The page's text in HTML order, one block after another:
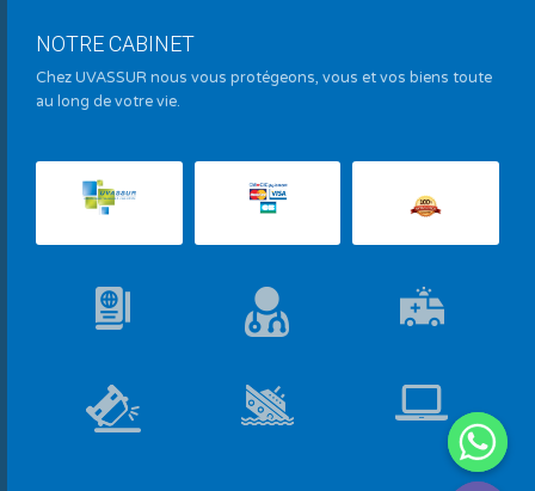
NOTRE CABINET
Chez UVASSUR nous vous protégeons, vous et vos biens toute
au long de votre vie.